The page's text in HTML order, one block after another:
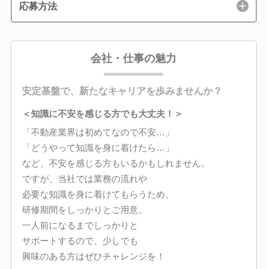
応募方法
会社・仕事の魅力
安定基盤で、新たなキャリアを歩みませんか？
＜知識に不安を感じる方でも大丈夫！＞
「不動産業界は初めてなので不安…」
「どうやって知識を身に着けたら…」
など、不安を感じる方もいるかもしれません。
ですが、当社では業務の流れや
必要な知識を身に着けてもらうため、
研修期間をしっかりとご用意。
一人前になるまでしっかりと
サポートするので、少しでも
興味のある方はぜひチャレンジを！